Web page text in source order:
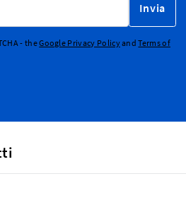
Invia
- theGoogle Privacy PolicyandTerms of